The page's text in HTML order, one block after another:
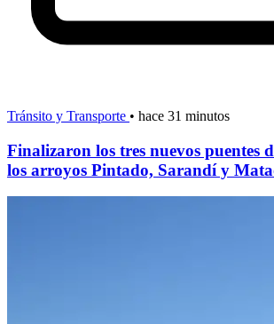
Tránsito y Transporte • hace 31 minutos
Finalizaron los tres nuevos puentes
los arroyos Pintado, Sarandí y